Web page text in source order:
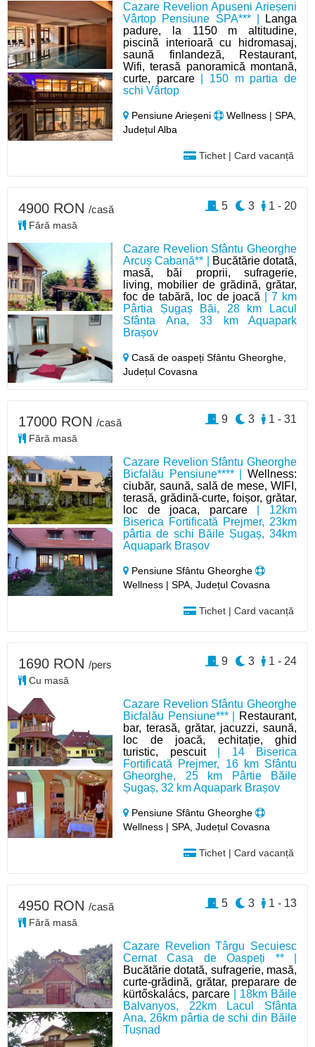
Cazare Revelion Apuseni Arieșeni
Vârtop Pensiune SPA*** |
Langa
padure, la 1150 m altitudine,
piscină interioară cu hidromasaj,
saună finlandeză, Restaurant,
Wifi, terasă panoramică montană,
curte, parcare| 150 m partia de
schi Vârtop
Pensiune Arieșeni
Wellness | SPA,
Județul Alba
Tichet | Card vacanță
Cazare Revelion Sfântu Gheorghe
Arcuș Cabană** |
Bucătărie dotată,
masă, băi proprii, sufragerie,
living, mobilier de grădină, grătar,
foc de tabără, loc de joacă | 7 km
Pârtia Șugaș Băi, 28 km Lacul
Sfânta Ana, 33 km Aquapark
Brașov
Casă de oaspeți Sfântu Gheorghe,
Județul Covasna
4900 RON /casă
Fără masă
1 - 20
3
5
Cazare Revelion Sfântu Gheorghe
Bicfalău Pensiune**** | Wellness:
ciubăr, saună, sală de mese, WIFI,
terasă, grădină-curte, foișor, grătar,
loc de joaca, parcare| 12km
Biserica Fortificată Prejmer, 23km
pârtia de schi Băile Șugaș, 34km
Aquapark Brașov
Pensiune Sfântu Gheorghe
Wellness | SPA, Județul Covasna
Tichet | Card vacanță
17000 RON /casă
Fără masă
1 - 31
3
9
Cazare Revelion Sfântu Gheorghe
Bicfalău Pensiune*** |
Restaurant,
bar, terasă, grătar, jacuzzi, saună,
loc de joacă, echitație, ghid
turistic, pescuit| 14 Biserica
Fortificată Prejmer, 16 km Sfântu
Gheorghe, 25 km Pârtie Băile
Șugaș, 32 km Aquapark Brașov
Pensiune Sfântu Gheorghe
Wellness | SPA, Județul Covasna
Tichet | Card vacanță
1690 RON /pers
Cu masă
1 - 24
3
9
Cazare Revelion Târgu Secuiesc
Cernat Casa de Oaspeți ** |
Bucătărie dotată, sufragerie, masă,
curte-grădină, grătar, preparare de
kürtőskalács, parcare | 18km Băile
Balvanyos, 22km Lacul Sfânta
Ana, 26km pârtia de schi din Băile
Tușnad
4950 RON /casă
Fără masă
1 - 13
3
5